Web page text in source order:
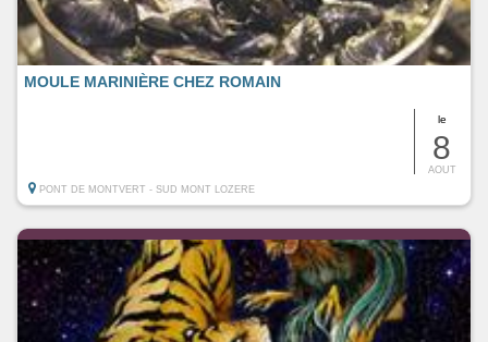
le
8
AOUT
MOULE MARINIÈRE CHEZ ROMAIN
PONT DE MONTVERT - SUD MONT LOZERE